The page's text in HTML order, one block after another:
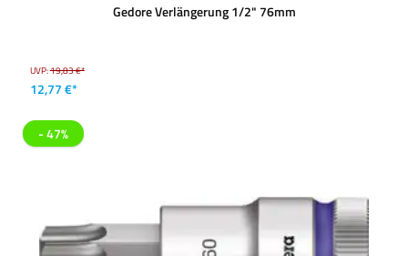
Gedore Verlängerung 1/2" 76mm
UVP:19,83 €*
12,77 €*
- 47%